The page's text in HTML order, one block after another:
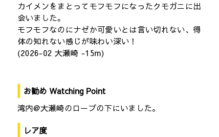
カイメンをまとってモフモフになったクモガニに出
会いました。
モフモフなのにナゼか可愛いとは言い切れない、得
体の知れない感じが味わい深い！
(2026-02 大瀬崎 -15m)
お勧め Watching Point
湾内@大瀬崎のロープの下にいました。
レア度